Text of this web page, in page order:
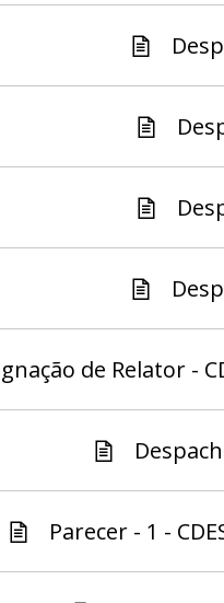
de Relator -
Parecer - 1 -